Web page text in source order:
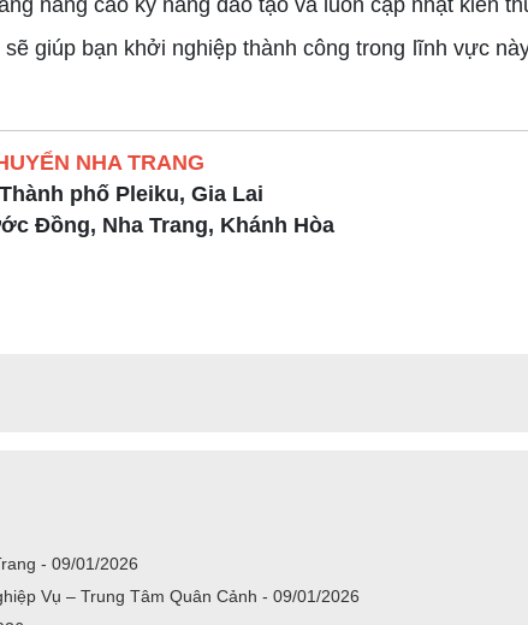
nâng cao kỹ năng đào tạo và luôn cập nhật kiến
bạn khởi nghiệp thành công trong lĩnh vực
NHA TRANG
phố Pleiku, Gia Lai
Đồng, Nha Trang, Khánh Hòa
- 09/01/2026
Vụ – Trung Tâm Quân Cảnh - 09/01/2026